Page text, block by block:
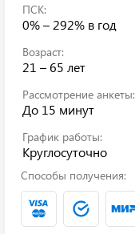
ПСК:
0% – 292% в год
Возраст:
21 – 65 лет
Рассмотрение анкеты:
До 15 минут
График работы:
Круглосуточно
Способы получения: